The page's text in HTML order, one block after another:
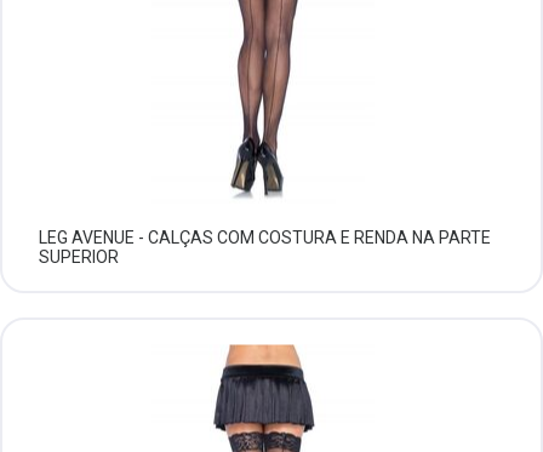
LEG AVENUE - CALÇAS COM COSTURA E RENDA NA PARTE
SUPERIOR